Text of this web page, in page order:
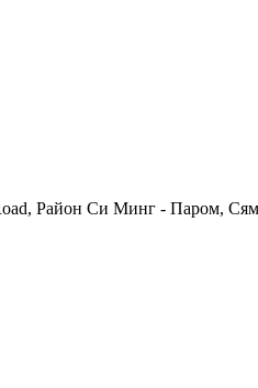
Район Си Минг - Паром,